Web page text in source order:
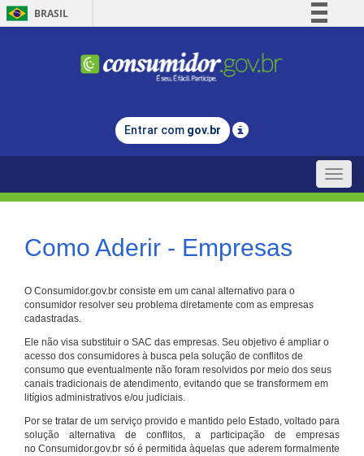
BRASIL
Comunica BR
Legislação
Entrar com gov.br
Toggle
Como Aderir - Empresas
O Consumidor.gov.br consiste em um canal alternativo para o
consumidor resolver seu problema diretamente com as empresas
cadastradas.
Ele não visa substituir o SAC das empresas. Seu objetivo é ampliar o
acesso dos consumidores à busca pela solução de conflitos de
consumo que eventualmente não foram resolvidos por meio dos seus
canais tradicionais de atendimento, evitando que se transformem em
litígios administrativos e/ou judiciais.
Por se tratar de um serviço provido e mantido pelo Estado, voltado para
solução alternativa de conflitos, a participação de empresas
no Consumidor.gov.br só é permitida àquelas que aderem formalmente